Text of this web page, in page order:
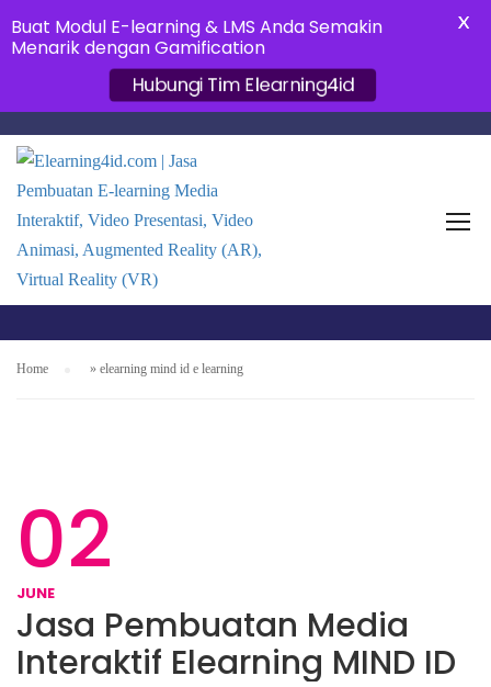
ELEARNING MIND ID E
LEARNING
Home » elearning mind id e learning
02
JUNE
Jasa Pembuatan Media
Interaktif Elearning MIND ID
Buat Modul E-learning & LMS Anda Semakin
Menarik dengan Gamification
Hubungi Tim Elearning4id
X